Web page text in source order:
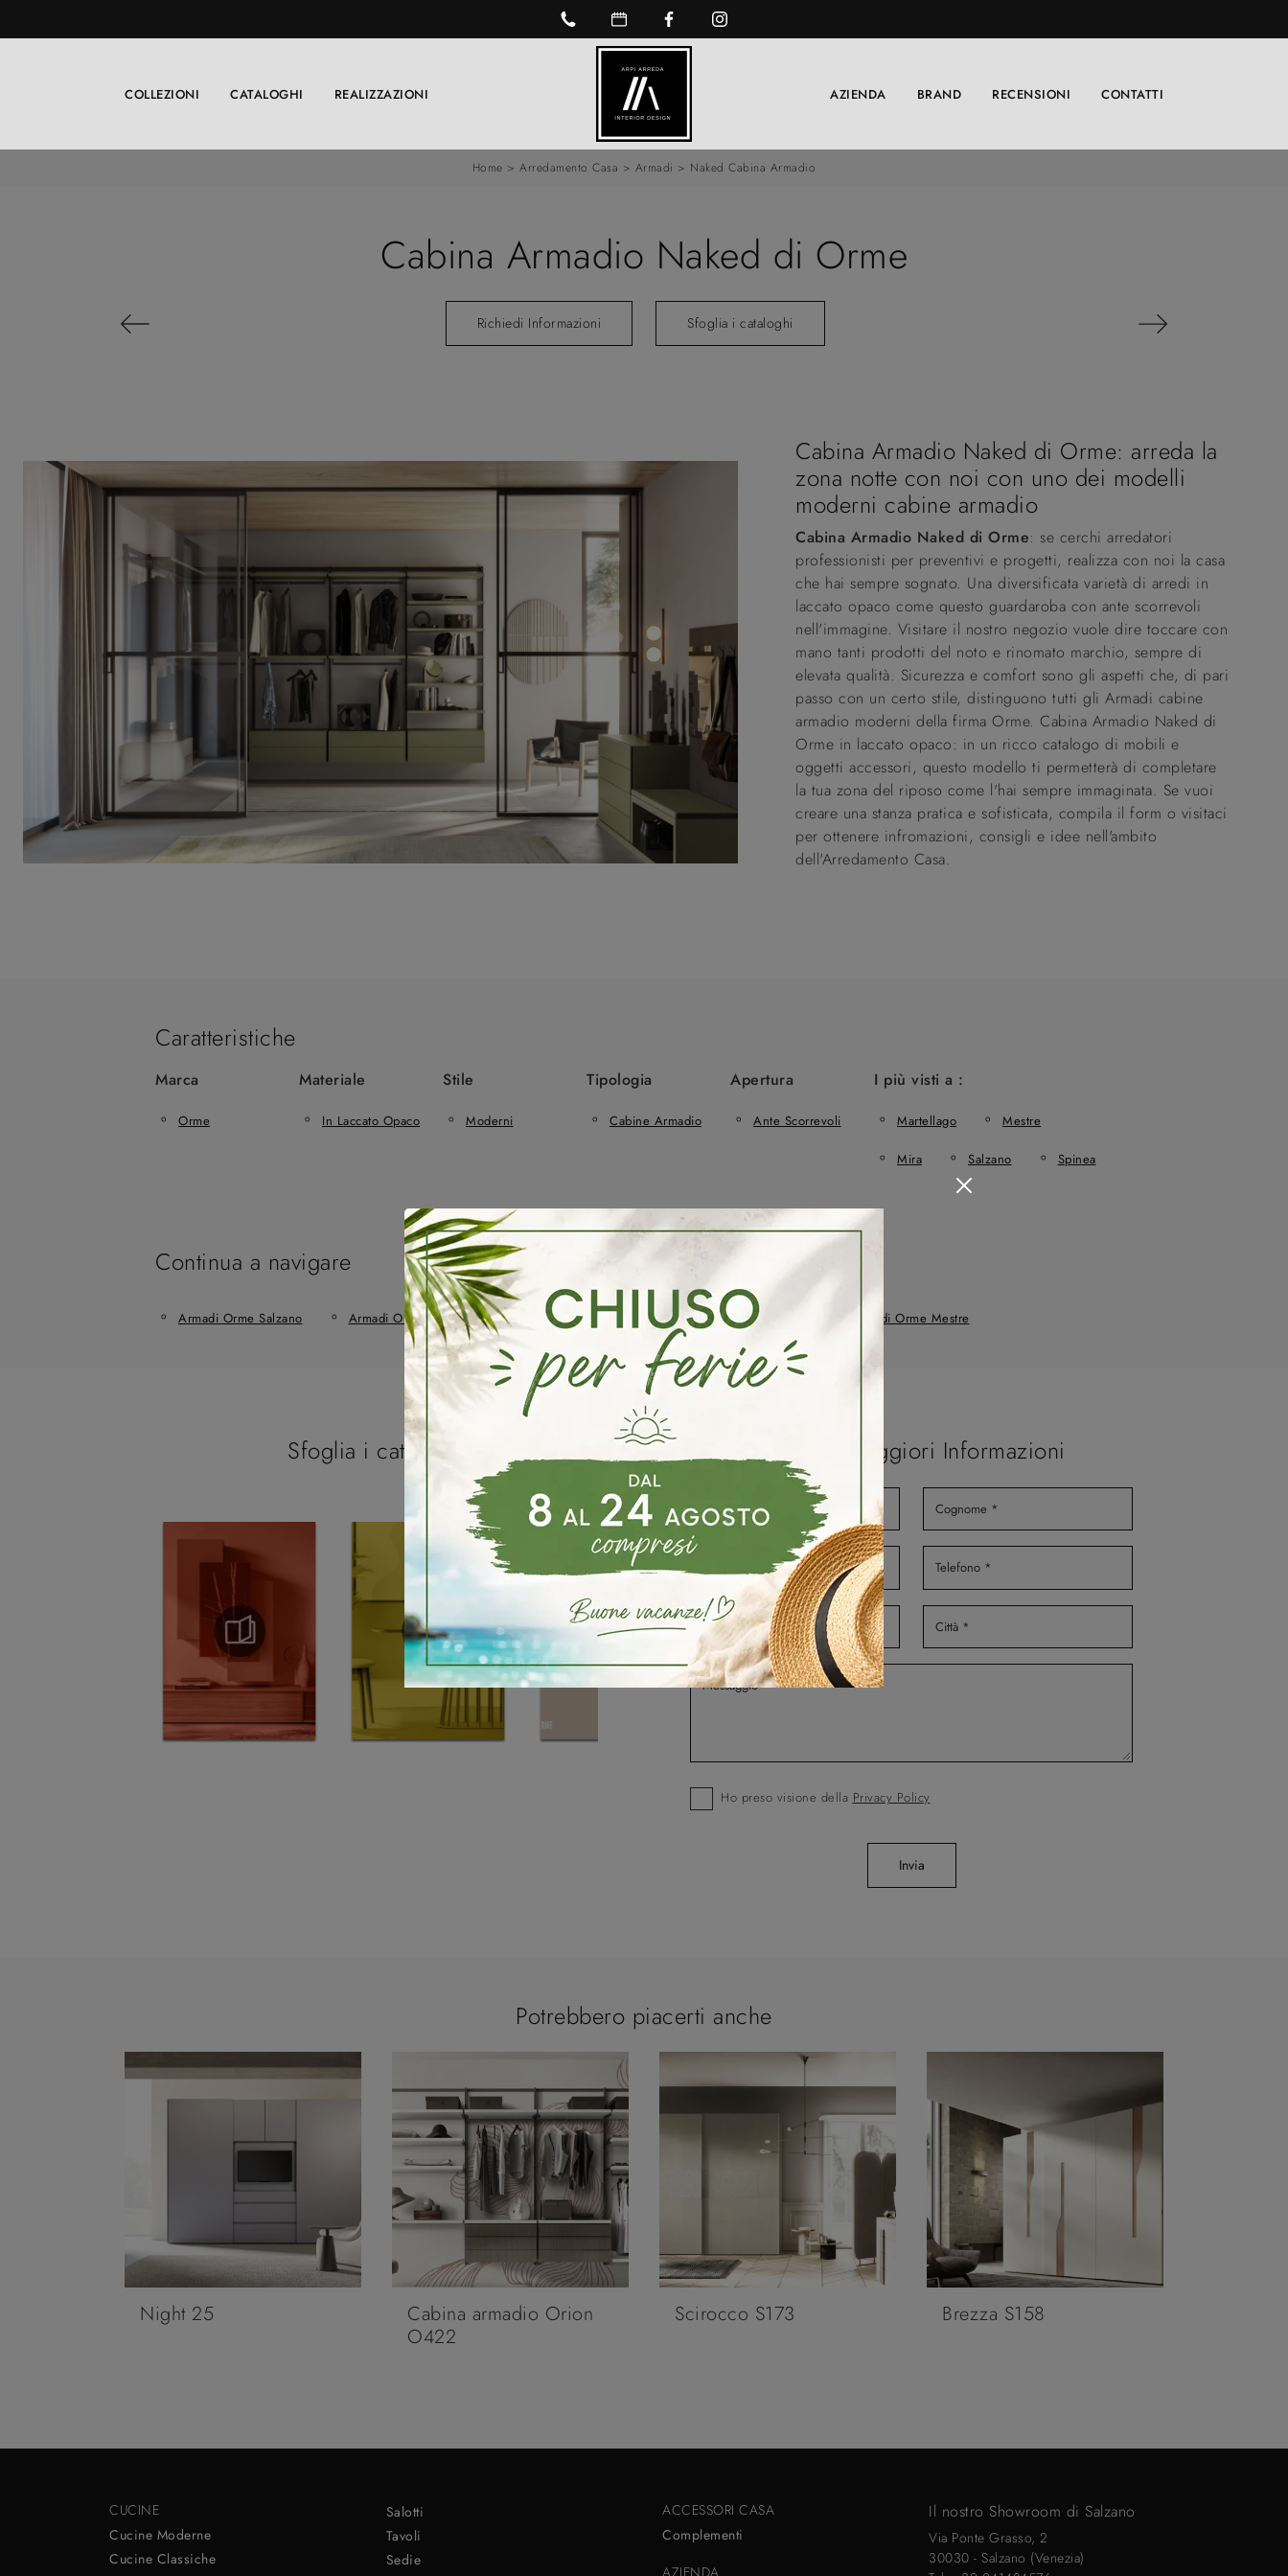
COLLEZIONI CATALOGHI REALIZZAZIONI AZIENDA BRAND RECENSIONI CONTATTI
Home >Arredamento Casa > Armadi > Naked Cabina Armadio
Cabina Armadio Naked di Orme
Richiedi Informazioni Sfoglia i cataloghi
Cabina Armadio Naked di Orme: arreda la
zona notte con noi con uno dei modelli
moderni cabine armadio
Cabina Armadio Naked di Orme: se cerchi arredatori
professionisti per preventivi e progetti, realizza con noi la casa
che hai sempre sognato. Una diversificata varietà di arredi in
laccato opaco come questo guardaroba con ante scorrevoli
nell'immagine. Visitare il nostro negozio vuole dire toccare con
mano tanti prodotti del noto e rinomato marchio, sempre di
elevata qualità. Sicurezza e comfort sono gli aspetti che, di pari
passo con un certo stile, distinguono tutti gli Armadi cabine
armadio moderni della firma Orme. Cabina Armadio Naked di
Orme in laccato opaco: in un ricco catalogo di mobili e
oggetti accessori, questo modello ti permetterà di completare
la tua zona del riposo come l'hai sempre immaginata. Se vuoi
creare una stanza pratica e sofisticata, compila il form o visitaci
per ottenere infromazioni, consigli e idee nell'ambito
dell'Arredamento Casa.
Caratteristiche
Marca
Orme
Materiale
In Laccato Opaco
Stile
Moderni
Tipologia
Cabine Armadio
Apertura
Ante Scorrevoli
I più visti a :
Martellago Mestre
Mira Salzano Spinea
Continua a navigare
Armadi Orme Salzano Armadi Orme Spinea Armadi Orme Martellago Armadi Orme Mira Armadi Orme Mestre
Sfoglia i cataloghi Richiedi Maggiori Informazioni
Ho preso visione della Privacy Policy
Invia
Potrebbero piacerti anche
Night 25
Cabina armadio Orion
O422
Scirocco S173 Brezza S158
CUCINE
Cucine Moderne
Cucine Classiche
Salotti
Tavoli
Sedie
ACCESSORI CASA
Complementi
AZIENDA
Il nostro Showroom di Salzano
Via Ponte Grasso, 2
30030 - Salzano (Venezia)